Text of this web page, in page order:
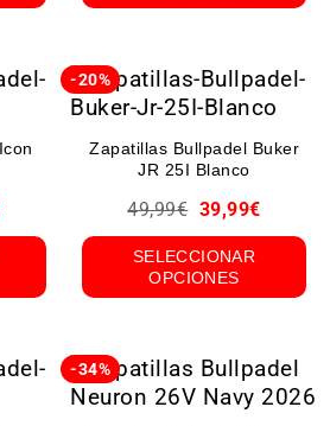
-20%
Zapatillas Bullpadel Buker
JR 25I Blanco
49,99€ 39,99€
SELECCIONAR
OPCIONES
-34%